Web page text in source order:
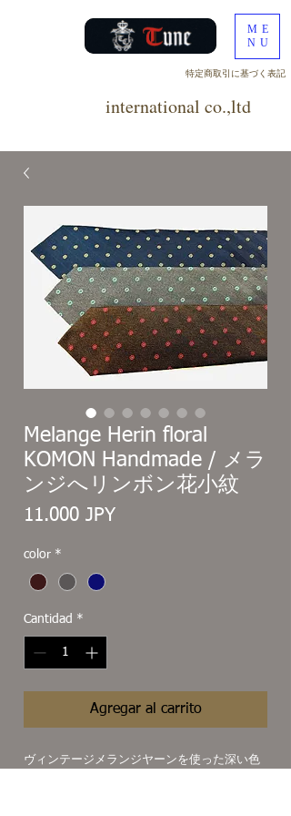
international co.,ltd
​特定商取引に基づく表記
ME
NU
Melange Herin floral
KOMON Handmade / メラ
ンジへリンボン花小紋
11.000 JPYPrecio
color *
Cantidad *
Agregar al carrito
ヴィンテージメランジヤーンを使った深い色